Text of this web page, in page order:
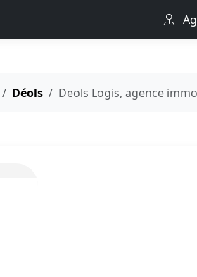
Déols Deols Logis, agence